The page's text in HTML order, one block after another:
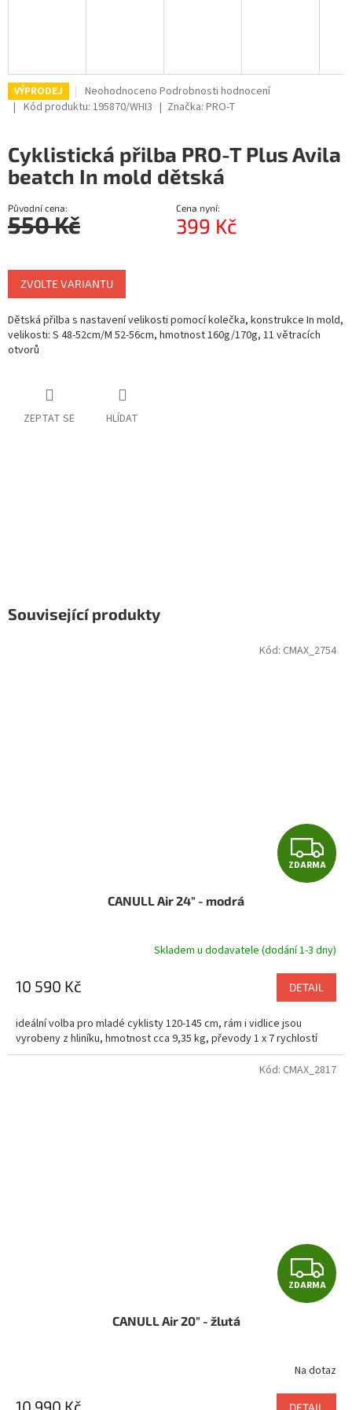
VÝPRODEJ
Průměrné
hodnocení
0,0
z
5
Neohodnoceno Podrobnosti hodnocení
Kód produktu: 195870/WHI3 Značka:PRO-T
Cyklistická přilba PRO-T Plus Avila
beatch In mold dětská
Původní cena:
550 Kč
Cena nyní:
399 Kč
cena:
ZVOLTE VARIANTU
Dětská přilba s nastavení velikosti pomocí kolečka, konstrukce In mold,
velikosti: S 48-52cm/M 52-56cm, hmotnost 160g/170g, 11 větracích
otvorů
ZEPTAT SE HLÍDAT
Související produkty
Z
D
R
M
A
ZDARMA
CANULL Air 24" - modrá
Skladem u dodavatele (dodání 1-3 dny)
10 590 Kč DETAIL
ideální volba pro mladé cyklisty 120-145 cm, rám i vidlice jsou
vyrobeny z hliníku, hmotnost cca 9,35 kg, převody 1 x 7 rychlostí
Kód: CMAX_2754
Z
D
R
M
ZDARMA
CANULL Air 20" - žlutá
Na dotaz
10 990 Kč
Kód: CMAX_2817